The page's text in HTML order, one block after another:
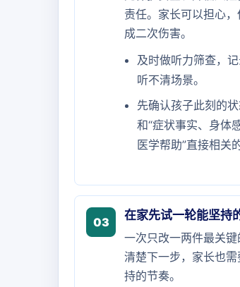
责任。家长可以担心
成二次伤害。
及时做听力筛查，
听不清场景。
先确认孩子此刻的
和“症状事实、身体
医学帮助”直接相关
03
在家先试一轮能坚持
一次只改一两件最关
清楚下一步，家长也
持的节奏。